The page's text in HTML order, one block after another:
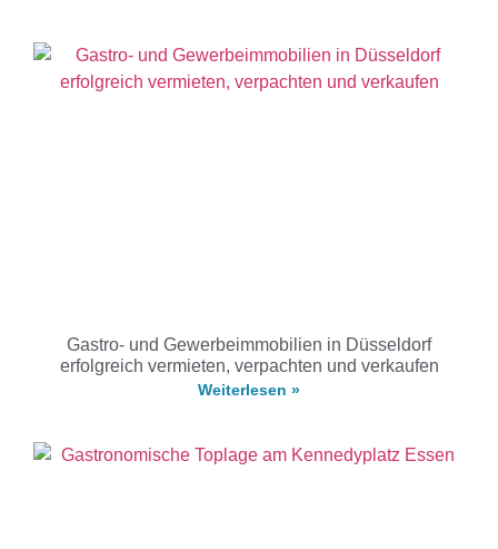
Gastro- und Gewerbeimmobilien in Düsseldorf
erfolgreich vermieten, verpachten und verkaufen
Weiterlesen »